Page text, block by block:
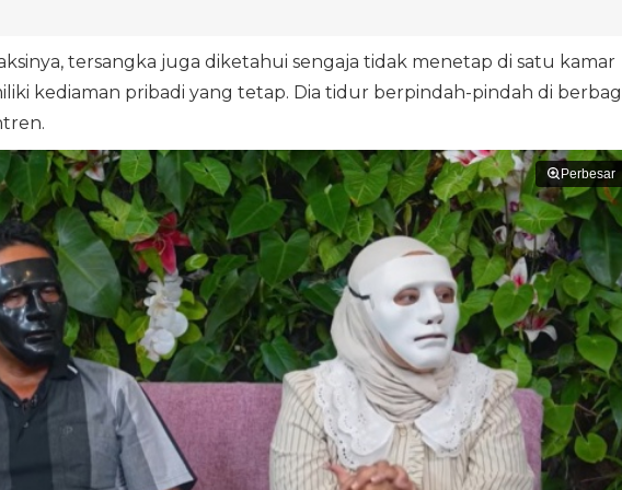
tersangka juga diketahui sengaja tidak menetap di satu kamar
kediaman pribadi yang tetap. Dia tidur berpindah-pindah di
Perbesar